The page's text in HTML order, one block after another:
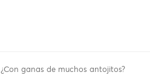
¿Con ganas de muchos antojitos?